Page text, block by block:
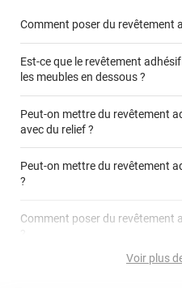
Comment poser du revêtement
« Comment poser
Est-ce que le revêtement
les meubles en dessous ?
colle
et la colle. Vous retirez
Peut-on mettre du revêtement
avec du relief ?
Peut-on mettre du revêtement
?
Comment poser du revêtement
Voir plus